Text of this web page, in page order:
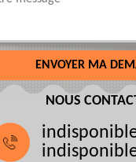
NOUS